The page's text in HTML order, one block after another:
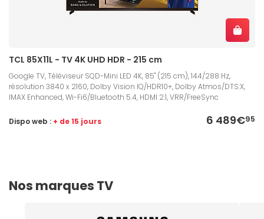
TCL 85X11L - TV 4K UHD HDR - 215 cm
Google TV, Téléviseur SQD-Mini LED 4K, 85" (215 cm), 144/288 Hz,
résolution 3840 x 2160, Dolby Vision IQ/HDR10+, Dolby Atmos/DTS:X,
IMAX Enhanced, Wi-Fi6/Bluetooth 5.4, HDMI 2.1, VRR/FreeSync
6 489€95
Dispo web : + de 15 jours
Nos marques TV